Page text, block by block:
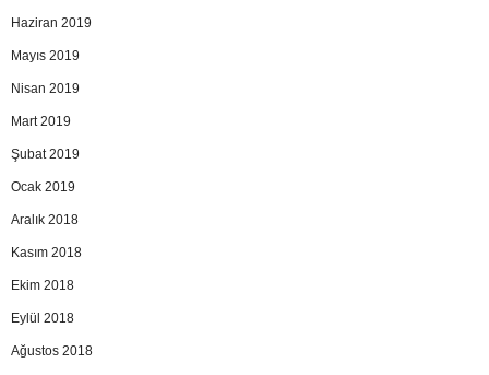
Haziran 2019
Mayıs 2019
Nisan 2019
Mart 2019
Şubat 2019
Ocak 2019
Aralık 2018
Kasım 2018
Ekim 2018
Eylül 2018
Ağustos 2018